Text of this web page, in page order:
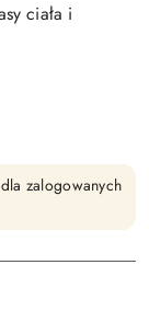
ciała i
zalogowanych